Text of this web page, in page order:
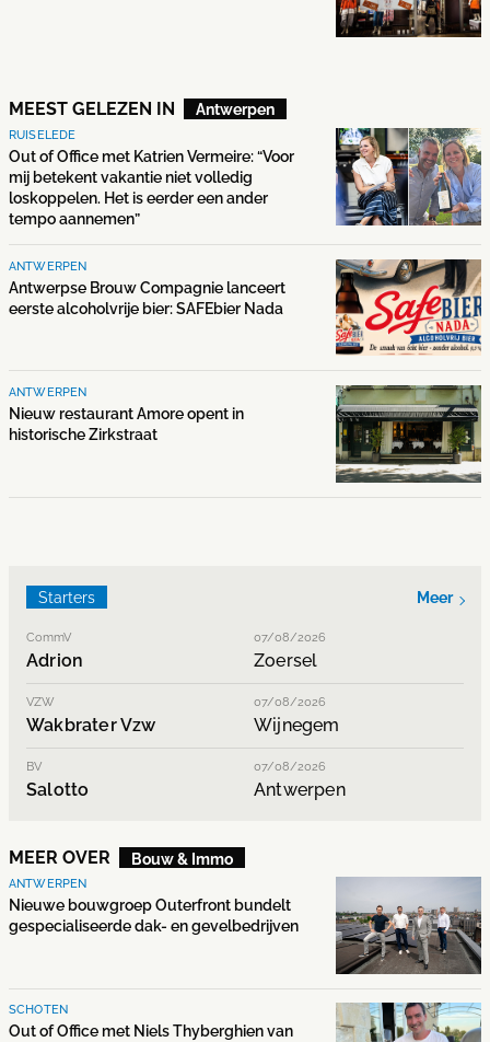
MEEST GELEZEN IN Antwerpen
RUISELEDE
Out of Office met Katrien Vermeire: “Voor
mij betekent vakantie niet volledig
loskoppelen. Het is eerder een ander
tempo aannemen”
ANTWERPEN
Antwerpse Brouw Compagnie lanceert
eerste alcoholvrije bier: SAFEbier Nada
ANTWERPEN
Nieuw restaurant Amore opent in
historische Zirkstraat
Starters Meer
CommV 07/08/2026
Adrion Zoersel
VZW 07/08/2026
Wakbrater Vzw Wijnegem
BV 07/08/2026
Salotto Antwerpen
MEER OVER Bouw & Immo
ANTWERPEN
Nieuwe bouwgroep Outerfront bundelt
gespecialiseerde dak- en gevelbedrijven
SCHOTEN
Out of Office met Niels Thyberghien van